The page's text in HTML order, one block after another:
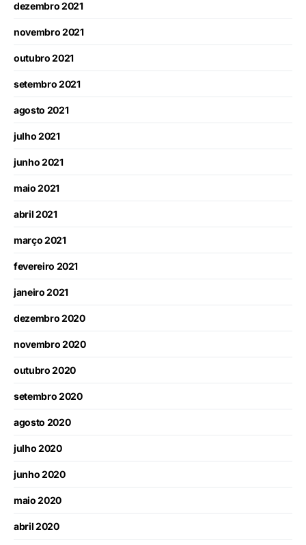
dezembro 2021
novembro 2021
outubro 2021
setembro 2021
agosto 2021
julho 2021
junho 2021
maio 2021
abril 2021
março 2021
fevereiro 2021
janeiro 2021
dezembro 2020
novembro 2020
outubro 2020
setembro 2020
agosto 2020
julho 2020
junho 2020
maio 2020
abril 2020